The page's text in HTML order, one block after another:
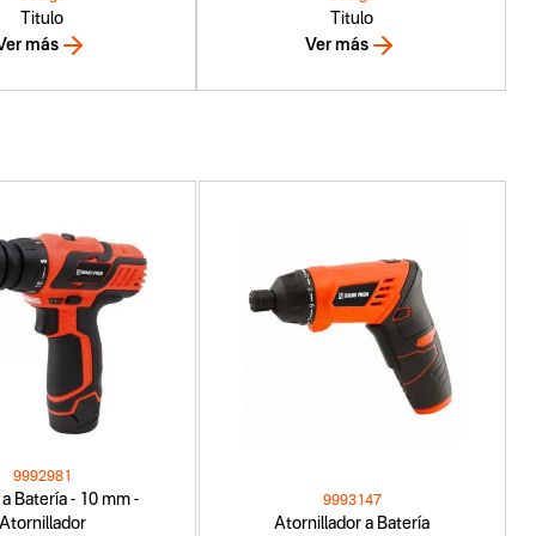
Titulo
más
Titulo
Ver más
Batería - 10 mm -
Atornillador
9992981
Atornillador a Batería
9993147